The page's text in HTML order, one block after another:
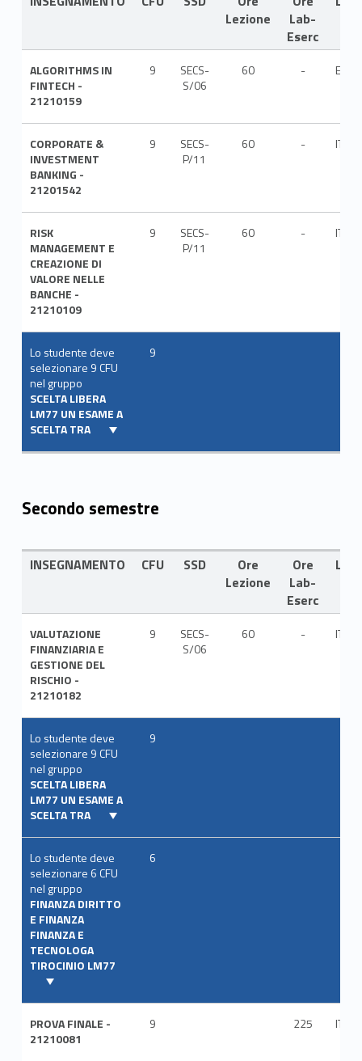
Lezione
Lab-
Eserc
ALGORITHMS IN
FINTECH -
21210159
9
SECS-
S/06
60 - ENG
CORPORATE &
INVESTMENT
BANKING -
21201542
9
SECS-
P/11
60 - ITA
RISK
MANAGEMENT E
CREAZIONE DI
VALORE NELLE
BANCHE -
21210109
9
SECS-
P/11
60 - ITA
Lo studente deve
selezionare 9 CFU
nel gruppo
SCELTA LIBERA
LM77 UN ESAME A
SCELTA TRA
9
Secondo semestre
INSEGNAMENTO CFU SSD
Ore
Lezione
Ore
Lab-
Eserc
VALUTAZIONE
FINANZIARIA E
GESTIONE DEL
RISCHIO -
21210182
9
SECS-
S/06
60 - ITA
Lo studente deve
selezionare 9 CFU
nel gruppo
SCELTA LIBERA
LM77 UN ESAME A
SCELTA TRA
9
Lo studente deve
selezionare 6 CFU
nel gruppo
FINANZA DIRITTO
E FINANZA
FINANZA E
TECNOLOGA
TIROCINIO LM77
6
PROVA FINALE -
21210081
9 225 ITA